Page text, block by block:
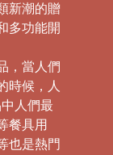
新潮的贈
多功能開
，當人們
時候，人
人們最
餐具用
也是熱門